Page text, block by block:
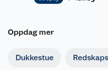
Oppdag mer
Dukkestue